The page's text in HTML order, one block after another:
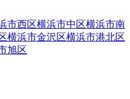
市西区横浜市中区横浜市南
横浜市金沢区横浜市港北区
旭区